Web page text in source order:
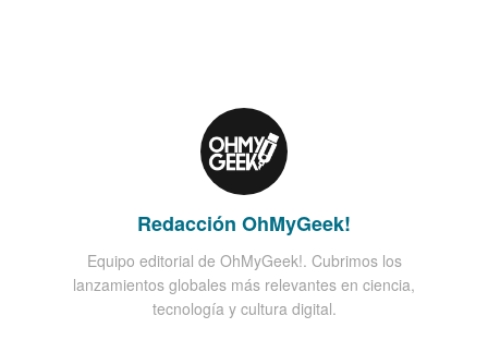
Redacción OhMyGeek!
Equipo editorial de OhMyGeek!. Cubrimos los
lanzamientos globales más relevantes en ciencia,
tecnología y cultura digital.